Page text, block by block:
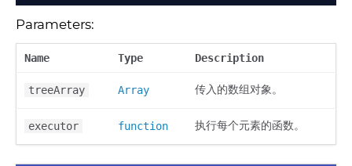
Parameters:
Name Type Description
treeArray Array 传入的数组对象。
executor function 执行每个元素的函数。